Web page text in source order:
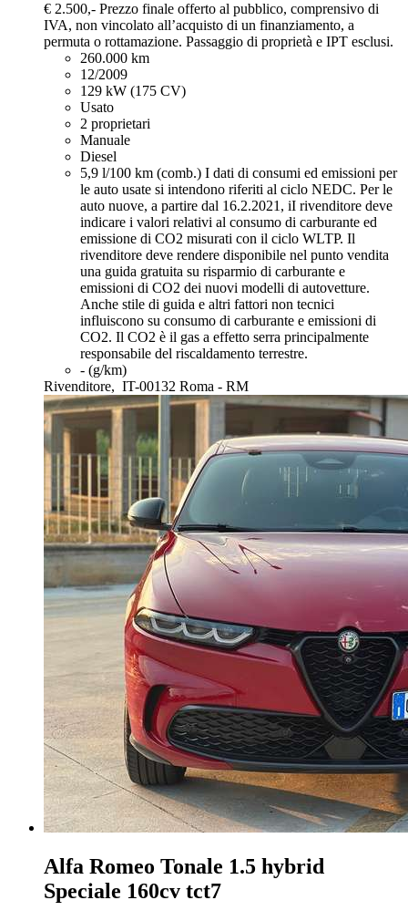
€ 2.500,- Prezzo finale offerto al pubblico, comprensivo di
IVA, non vincolato all’acquisto di un finanziamento, a
permuta o rottamazione. Passaggio di proprietà e IPT esclusi.
260.000 km
12/2009
129 kW (175 CV)
Usato
2 proprietari
Manuale
Diesel
5,9 l/100 km (comb.) I dati di consumi ed emissioni per
le auto usate si intendono riferiti al ciclo NEDC. Per le
auto nuove, a partire dal 16.2.2021, iI rivenditore deve
indicare i valori relativi al consumo di carburante ed
emissione di CO2 misurati con il ciclo WLTP. Il
rivenditore deve rendere disponibile nel punto vendita
una guida gratuita su risparmio di carburante e
emissioni di CO2 dei nuovi modelli di autovetture.
Anche stile di guida e altri fattori non tecnici
influiscono su consumo di carburante e emissioni di
CO2. Il CO2 è il gas a effetto serra principalmente
responsabile del riscaldamento terrestre.
- (g/km)
Rivenditore, IT-00132 Roma - RM
Alfa Romeo Tonale 1.5 hybrid
Speciale 160cv tct7